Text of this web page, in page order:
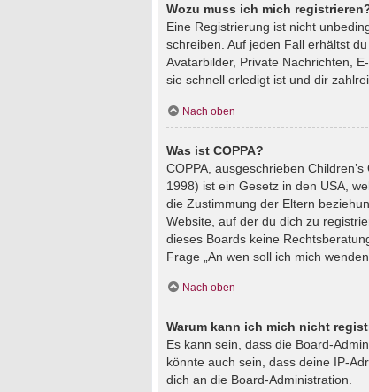
Wozu muss ich mich
Eine Registrierung ist nicht
schreiben. Auf jeden Fall erhältst
Avatarbilder, Private Nachrichten,
sie schnell erledigt ist und dir
Nach oben
Was ist COPPA?
COPPA, ausgeschrieben
1998) ist ein Gesetz in den USA,
die Zustimmung der Eltern
Website, auf der du dich zu
dieses Boards keine
Frage „An wen soll ich mich
Nach oben
Warum kann ich mich nicht
Es kann sein, dass die Board-
könnte auch sein, dass deine IP-
dich an die Board-Administration.